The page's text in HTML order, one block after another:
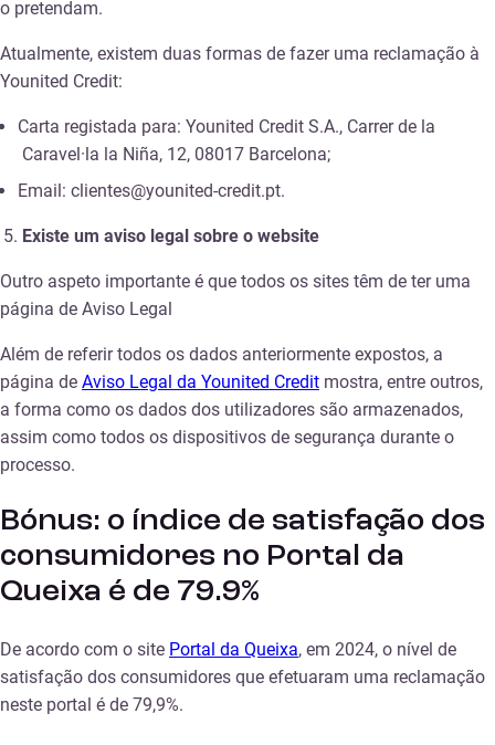
o pretendam.
Atualmente, existem duas formas de fazer uma reclamação à
Younited Credit:
Carta registada para: Younited Credit S.A., Carrer de la
Caravel·la la Niña, 12, 08017 Barcelona;
Email: clientes@younited-credit.pt.
Existe um aviso legal sobre o website
Outro aspeto importante é que todos os sites têm de ter uma
página de Aviso Legal
Além de referir todos os dados anteriormente expostos, a
página de Aviso Legal da Younited Credit mostra, entre outros,
a forma como os dados dos utilizadores são armazenados,
assim como todos os dispositivos de segurança durante o
processo.
Bónus: o índice de satisfação dos
consumidores no Portal da
Queixa é de 79.9%
De acordo com o site Portal da Queixa, em 2024, o nível de
satisfação dos consumidores que efetuaram uma reclamação
neste portal é de 79,9%.